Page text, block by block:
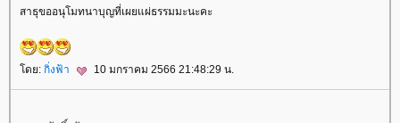
สาธุขออนุโมทนาบุญที่เผยแผ่ธรรมมะนะคะ
ดย: กิ่งฟ้า 10 มกราคม 2566 21:48:29 น.